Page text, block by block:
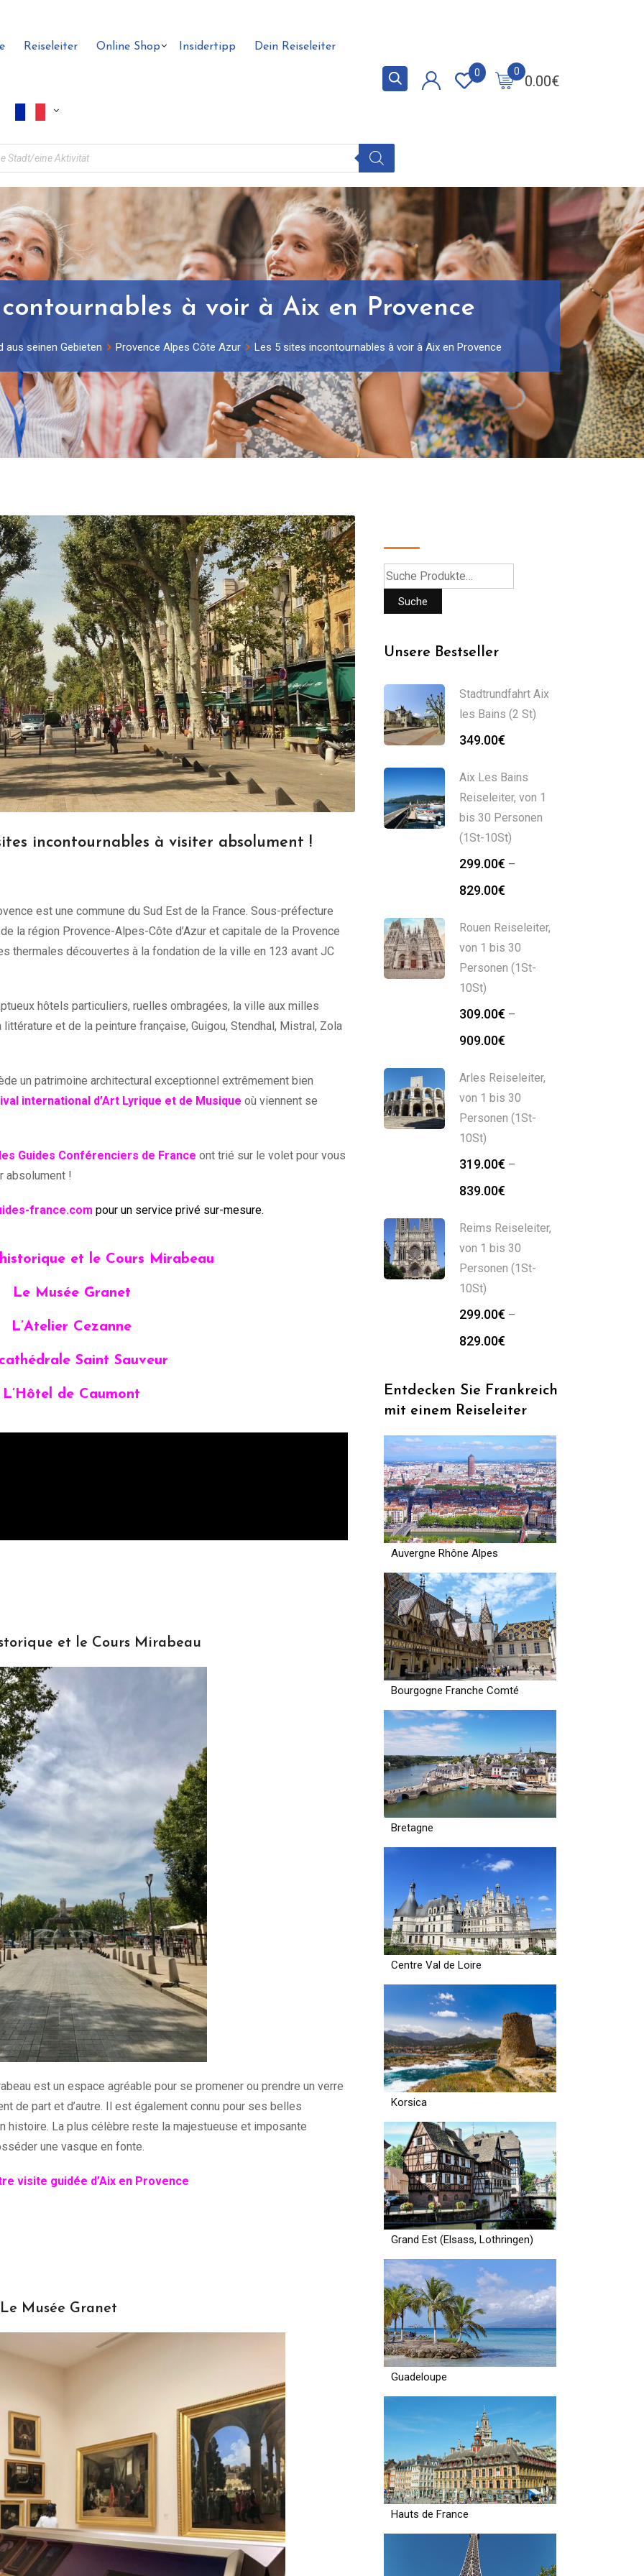
Reiseleiter Online Shop Insidertipp Dein Reiseleiter
0.00€
0
0
à voir à Aix en Provence
aus seinen Gebieten Provence Alpes Côte Azur Les 5 sites incontournables à voir à Aix en Provence
incontournables à visiter absolument !
est une commune du Sud Est de la France. Sous-préfecture
la région Provence-Alpes-Côte d’Azur et capitale de la Provence
thermales découvertes à la fondation de la ville en 123 avant JC
hôtels particuliers, ruelles ombragées, la ville aux milles
et de la peinture française, Guigou, Stendhal, Mistral, Zola
un patrimoine architectural exceptionnel extrêmement bien
international d’Art Lyrique et de Musique où viennent se
Guides Conférenciers de France ont trié sur le volet pour vous
absolument !
france.com pour un service privé sur-mesure.
et le Cours Mirabeau
Le Musée Granet
L’Atelier Cezanne
Saint Sauveur
L’Hôtel de Caumont
et le Cours Mirabeau
est un espace agréable pour se promener ou prendre un verre
de part et d’autre. Il est également connu pour ses belles
histoire. La plus célèbre reste la majestueuse et imposante
une vasque en fonte.
visite guidée d’Aix en Provence
Le Musée Granet
Suche
Unsere Bestseller
Stadtrundfahrt Aix
les Bains (2 St)
349.00€
Aix Les Bains
Reiseleiter, von 1
bis 30 Personen
(1St-10St)
299.00€ –
829.00€
Rouen Reiseleiter,
von 1 bis 30
Personen (1St-
10St)
309.00€ –
909.00€
Arles Reiseleiter,
von 1 bis 30
Personen (1St-
10St)
319.00€ –
839.00€
Reims Reiseleiter,
von 1 bis 30
Personen (1St-
10St)
299.00€ –
829.00€
Entdecken Sie Frankreich
mit einem Reiseleiter
Auvergne Rhône Alpes
Bourgogne Franche Comté
Bretagne
Centre Val de Loire
Korsica
Grand Est (Elsass, Lothringen)
Guadeloupe
Hauts de France